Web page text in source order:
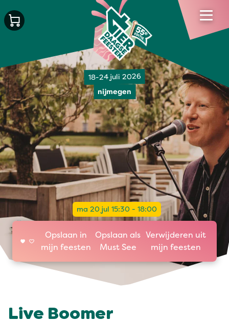
18-24 juli 2026
nijmegen
ma 20 jul 15:30 - 18:00
Opslaan in
mijn feesten
Opslaan als
Must See
Verwijderen uit
mijn feesten
Live Boomer